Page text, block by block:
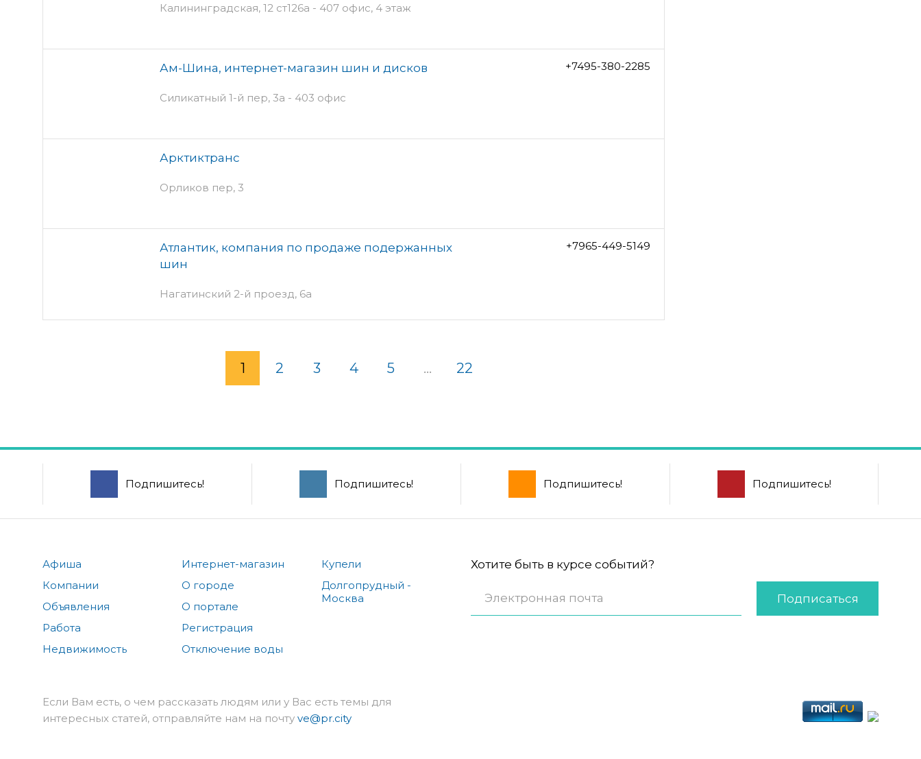
Калининградская, 12 ст126а - 407 офис, 4 этаж
Ам-Шина, интернет-магазин шин и дисков
Силикатный 1-й пер, 3а - 403 офис
+7495-380-2285
Арктиктранс
Орликов пер, 3
Атлантик, компания по продаже подержанных
шин
Нагатинский 2-й проезд, 6а
+7965-449-5149
1 2 3 4 5 ... 22
Подпишитесь! Подпишитесь! Подпишитесь! Подпишитесь!
Афиша
Компании
Объявления
Работа
Недвижимость
Интернет-магазин
О городе
О портале
Регистрация
Отключение воды
Купели
Долгопрудный -
Москва
Хотите быть в курсе событий?
Подписаться
Если Вам есть, о чем рассказать людям или у Вас есть темы для
интересных статей, отправляйте нам на почту ve@pr.city